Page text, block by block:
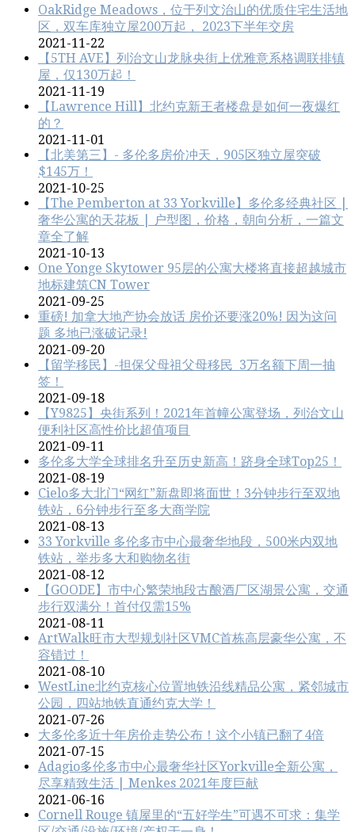
OakRidge Meadows，位于列文治‬山的优质住宅生活地
区，双车库独立屋200万起， 2023下半年交房
2021-11-22
【5TH AVE】列治文山龙脉央街上优雅意系格调联排镇
屋，仅130万起！
2021-11-19
【Lawrence Hill】北约克新王者楼盘是如何一夜爆红
的？
2021-11-01
【北美第三】- 多伦多房价冲天，905区独立屋突破
$145万！
2021-10-25
【The Pemberton at 33 Yorkville】多伦多经典社区 |
奢华公寓的天花板 | 户型图，价格，朝向分析，一篇文
章全了解
2021-10-13
One Yonge Skytower 95层的公寓大楼将直接超越城市
地标建筑CN Tower
2021-09-25
重磅! 加拿大地产协会放话 房价还要涨20%! 因为这问
题 多地已涨破记录!
2021-09-20
【留学移民】-担保父母祖父母移民 3万名额下周一抽
签！
2021-09-18
【Y9825】央街系列！2021年首幢公寓登场，列治文山
便利社区高性价比超值项目
2021-09-11
多伦多大学全球排名升至历史新高！跻身全球Top25！
2021-08-19
Cielo多大北门“网红”新盘即将面世！3分钟步行至双地
铁站，6分钟步行至多大商学院
2021-08-13
33 Yorkville 多伦多市中心最奢华地段，500米内双地
铁站，举步多大和购物名街
2021-08-12
【GOODE】市中心繁荣地段古酿酒厂区湖景公寓，交通
步行双满分！首付仅需15%
2021-08-11
ArtWalk旺市大型规划社区VMC首栋高层豪华公寓，不
容错过！
2021-08-10
WestLine北约克核心位置地铁沿线精品公寓，紧邻城市
公园，四站地铁直通约克大学！
2021-07-26
大多伦多近十年房价走势公布！这个小镇已翻了4倍
2021-07-15
Adagio多伦多市中心最奢华社区Yorkville全新公寓，
尽享精致生活 | Menkes 2021年度巨献
2021-06-16
Cornell Rouge 镇屋里的“五好学生”可遇不可求：集学